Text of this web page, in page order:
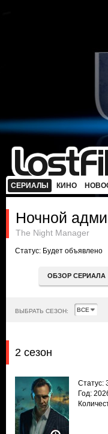
СЕРИАЛЫ КИНО
Ночной
The Night Manager
Статус: Будет объявлено
ОБЗОР СЕРИАЛА
ВЫБРАТЬ СЕЗОН:
2 сезон
Статус:
Год: